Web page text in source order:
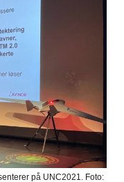
på UNC2021. Foto: